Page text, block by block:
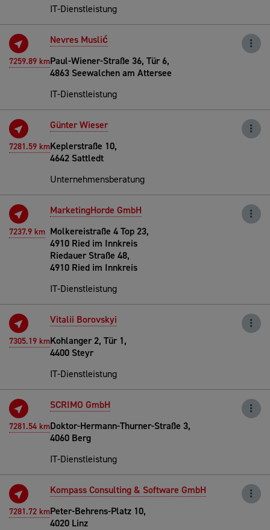
IT-Dienstleistung
7259.89 km
Nevres Muslić
Paul-Wiener-Straße 36, Tür 6,
4863 Seewalchen am Attersee
IT-Dienstleistung
7281.59 km
Günter Wieser
Keplerstraße 10,
4642 Sattledt
Unternehmensberatung
7237.9 km
MarketingHorde GmbH
Molkereistraße 4 Top 23,
4910 Ried im Innkreis
Riedauer Straße 48,
4910 Ried im Innkreis
IT-Dienstleistung
7305.19 km
Vitalii Borovskyi
Kohlanger 2, Tür 1,
4400 Steyr
IT-Dienstleistung
7281.54 km
SCRIMO GmbH
Doktor-Hermann-Thurner-Straße 3,
4060 Berg
IT-Dienstleistung
7281.72 km
Kompass Consulting & Software GmbH
Peter-Behrens-Platz 10,
4020 Linz